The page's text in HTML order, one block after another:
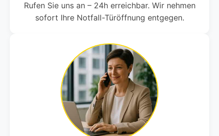
Rufen Sie uns an – 24h erreichbar. Wir nehmen
sofort Ihre Notfall-Türöffnung entgegen.